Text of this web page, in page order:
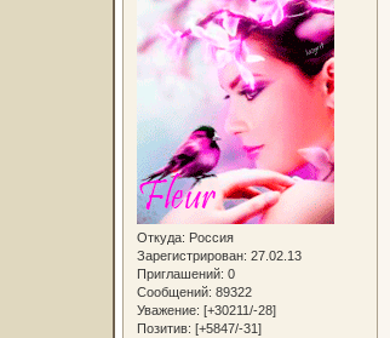
Откуда: Россия
Зарегистрирован: 27.02.13
Приглашений: 0
Сообщений: 89322
Уважение: [+30211/-28]
Позитив: [+5847/-31]